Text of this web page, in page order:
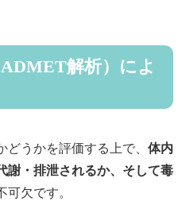
解析）によ
うかを評価する上で、 体内
謝・排泄されるか、そして毒
可欠です。